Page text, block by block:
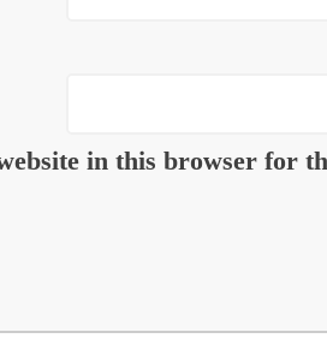
in this browser for